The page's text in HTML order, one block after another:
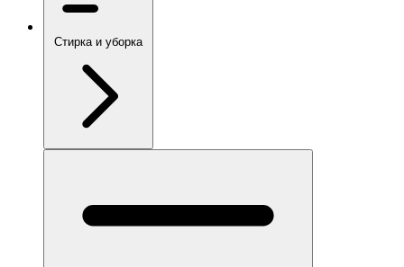
Стирка и уборка